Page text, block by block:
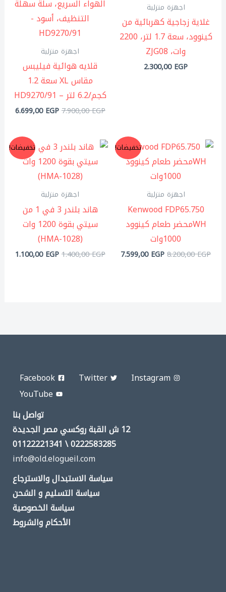
اجهزة منزلية
غلاية زجاجية كهربائية من
كينوود، سعة 1.7 لتر، 2200
وات، ZJG08
2.300,00EGP
اجهزة منزلية
قلايه هوائية فيليبس
مقاس XL سعة 1.2
كجم/6.2 لتر – HD9270/91
7.900,00EGP
6.699,00EGP
تخفيضات!
اجهزة منزلية
Kenwood FDP65.750
WHمحضر طعام كينوود
1000وات
8.200,00EGP
السعر
الأصلي
هو:
8.200,00 EGP.
7.599,00EGP
السعر
الحالي
هو:
تخفيضات!
اجهزة منزلية
هاند بلندر 3 في 1 من
سيتي بقوة 1200 وات
(HMA-1028)
1.400,00EGP
السعر
الأصلي
هو:
1.400,00 EGP.
1.100,00EGP
هو:
Instagram
Twitter
Facebook
YouTube
تواصل بنا
12 ش القبة روكسي مصر الجديدة
0222583285 \ 01122221341
info@old.elogueil.com
سياسة الاستبدال والاسترجاع
سياسة التسليم و الشحن
سياسة الخصوصية
الأحكام والشروط